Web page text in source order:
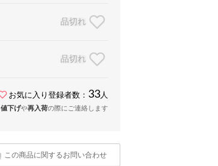
品切れ
品切れ
お気に入り登録者数： 33 人
値下げや再入荷の際にご連絡します
この商品に関するお問い合わせ